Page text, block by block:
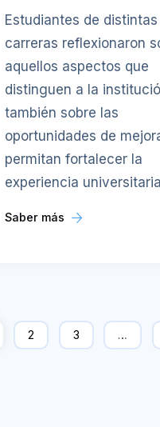
Estudiantes de distintas
carreras reflexionaron
aquellos aspectos que
distinguen a la
también sobre las
oportunidades de
permitan fortalecer la
experiencia
Saber más
2 3 …